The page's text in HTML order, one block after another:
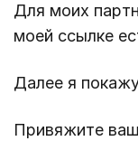
Для моих
моей ссылке
Далее я
Привяжите